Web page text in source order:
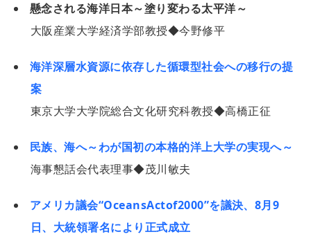
懸念される海洋日本～塗り変わる太平洋～
大阪産業大学経済学部教授◆今野修平
海洋深層水資源に依存した循環型社会への移行の提
案
東京大学大学院総合文化研究科教授◆高橋正征
民族、海へ～わが国初の本格的洋上大学の実現へ～
海事懇話会代表理事◆茂川敏夫
アメリカ議会“OceansActof2000”を議決、8月9
日、大統領署名により正式成立